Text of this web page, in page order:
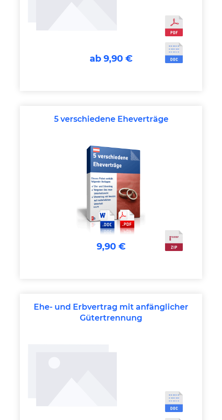
ab 9,90 €
5 verschiedene Eheverträge
9,90 €
Ehe- und Erbvertrag mit anfänglicher
Gütertrennung